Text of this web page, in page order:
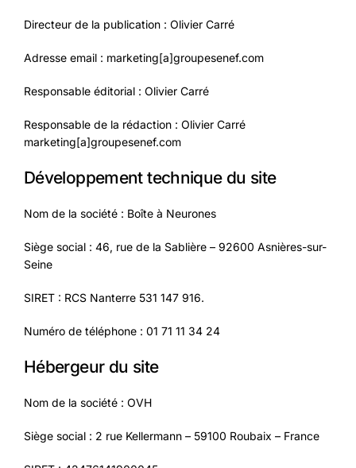
Directeur de la publication : Olivier Carré
Adresse email : marketing[a]groupesenef.com
Responsable éditorial : Olivier Carré
Responsable de la rédaction : Olivier Carré
marketing[a]groupesenef.com
Développement technique du site
Nom de la société : Boîte à Neurones
Siège social : 46, rue de la Sablière – 92600 Asnières-sur-
Seine
SIRET : RCS Nanterre 531 147 916.
Numéro de téléphone : 01 71 11 34 24
Hébergeur du site
Nom de la société : OVH
Siège social : 2 rue Kellermann – 59100 Roubaix – France